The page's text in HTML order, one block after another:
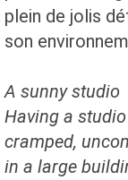
plein de jolis
son
A sunny studio
Having a
cramped,
in a large